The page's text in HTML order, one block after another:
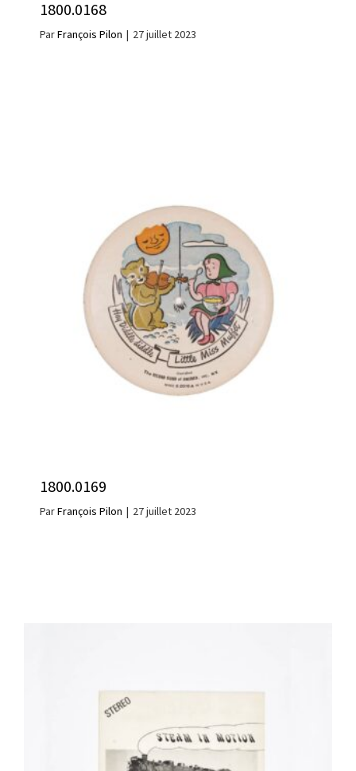
1800.0168
ParFrançois Pilon | 27 juillet 2023
1800.0169
ParFrançois Pilon | 27 juillet 2023